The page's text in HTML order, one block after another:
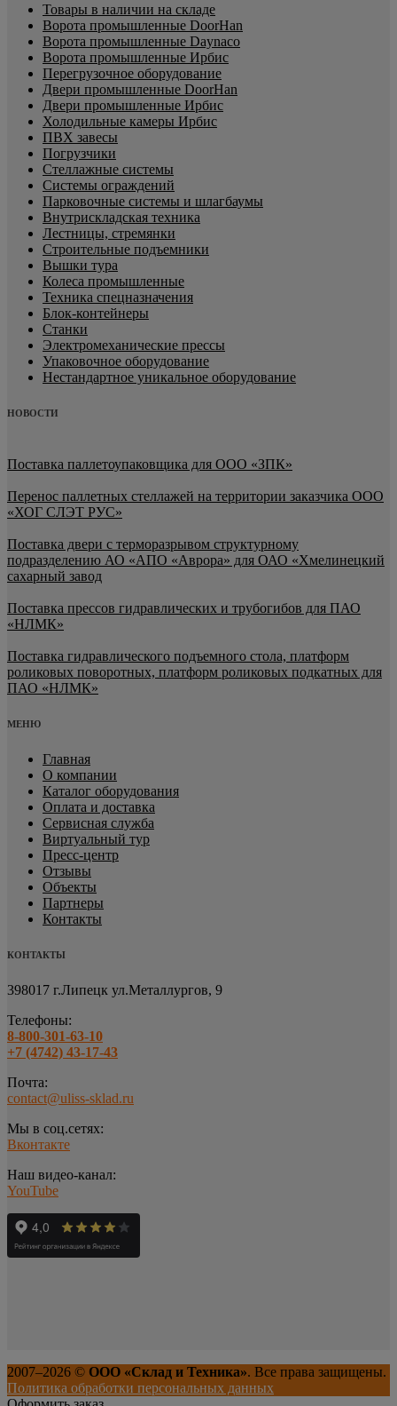
Товары в наличии на складе
Ворота промышленные DoorHan
Ворота промышленные Daynaco
Ворота промышленные Ирбис
Перегрузочное оборудование
Двери промышленные DoorHan
Двери промышленные Ирбис
Холодильные камеры Ирбис
ПВХ завесы
Погрузчики
Стеллажные системы
Системы ограждений
Парковочные системы и шлагбаумы
Внутрискладская техника
Лестницы, стремянки
Строительные подъемники
Вышки тура
Колеса промышленные
Техника спецназначения
Блок-контейнеры
Станки
Электромеханические прессы
Упаковочное оборудование
Нестандартное уникальное оборудование
НОВОСТИ
Поставка паллетоупаковщика для ООО «ЗПК»
Перенос паллетных стеллажей на территории заказчика ООО
«ХОГ СЛЭТ РУС»
Поставка двери с терморазрывом структурному
подразделению АО «АПО «Аврора» для ОАО «Хмелинецкий
сахарный завод
Поставка прессов гидравлических и трубогибов для ПАО
«НЛМК»
Поставка гидравлического подъемного стола, платформ
роликовых поворотных, платформ роликовых подкатных для
ПАО «НЛМК»
МЕНЮ
Главная
О компании
Каталог оборудования
Оплата и доставка
Сервисная служба
Виртуальный тур
Пресс-центр
Отзывы
Объекты
Партнеры
Контакты
КОНТАКТЫ
398017 г.Липецк ул.Металлургов, 9
Телефоны:
8-800-301-63-10
+7 (4742) 43-17-43
Почта:
contact@uliss-sklad.ru
Мы в соц.сетях:
Вконтакте
Наш видео-канал:
YouTube
2007–2026 © ООО «Склад и Техника». Все права защищены.
Политика обработки персональных данных